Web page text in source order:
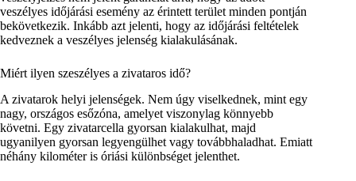
veszélyes időjárási esemény az érintett terület minden pontján
bekövetkezik. Inkább azt jelenti, hogy az időjárási feltételek
kedveznek a veszélyes jelenség kialakulásának.
Miért ilyen szeszélyes a zivataros idő?
A zivatarok helyi jelenségek. Nem úgy viselkednek, mint egy
nagy, országos esőzóna, amelyet viszonylag könnyebb
követni. Egy zivatarcella gyorsan kialakulhat, majd
ugyanilyen gyorsan legyengülhet vagy továbbhaladhat. Emiatt
néhány kilométer is óriási különbséget jelenthet.